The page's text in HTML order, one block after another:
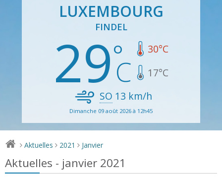
LUXEMBOURG
FINDEL
29 30°C
17°C
SO 13 km/h
Dimanche 09 août 2026 à 12h45
> Aktuelles > 2021 > Janvier
Aktuelles - janvier 2021